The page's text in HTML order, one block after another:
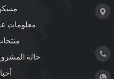
معلومات
حالة